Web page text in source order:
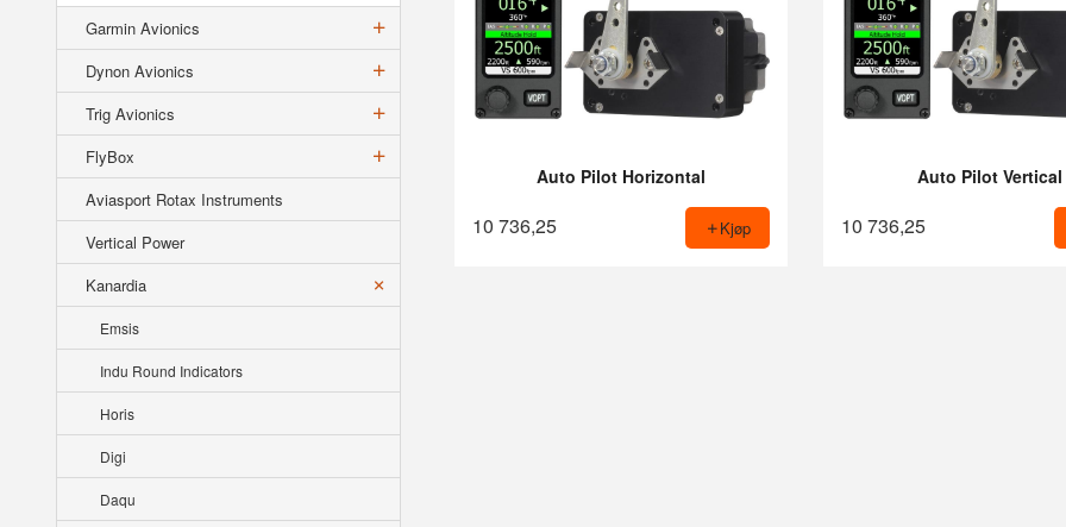
Garmin Avionics
Dynon Avionics
Trig Avionics
FlyBox
Aviasport Rotax Instruments
Vertical Power
Kanardia
Emsis
Indu Round Indicators
Horis
Digi
Daqu
Auto Pilot Horizontal
10 736,25 Kjøp
Auto Pilot Vertical
10 736,25